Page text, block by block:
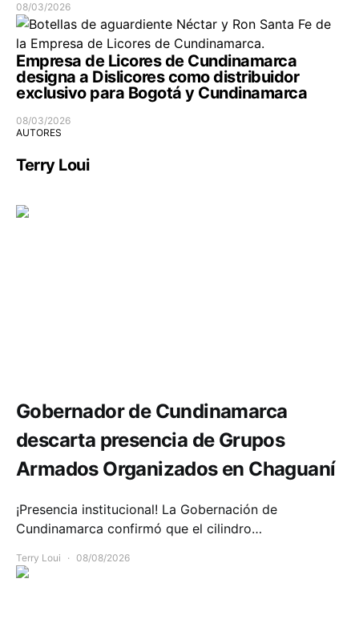
08/03/2026
Empresa de Licores de Cundinamarca
designa a Dislicores como distribuidor
exclusivo para Bogotá y Cundinamarca
08/03/2026
AUTORES
Terry Loui
Gobernador de Cundinamarca
descarta presencia de Grupos
Armados Organizados en Chaguaní
¡Presencia institucional! La Gobernación de
Cundinamarca confirmó que el cilindro…
Terry Loui 08/08/2026